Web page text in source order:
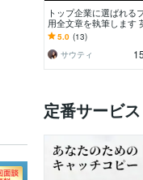
トップ企業に選ばれる
用全文章を執筆します
でグローバルサイトも
ルライターにお任せを。
5.0 (13)
サウティ
定番サービス